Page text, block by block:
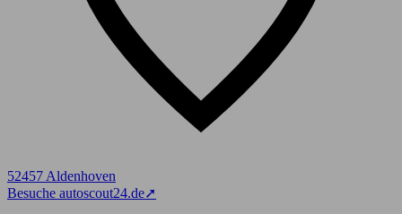
52457 Aldenhoven
Besuche autoscout24.de➚